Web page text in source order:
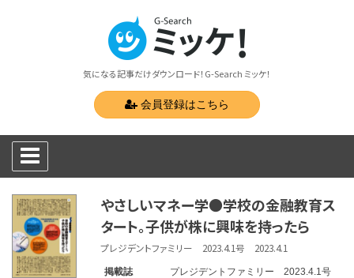
気になる記事だけダウンロード！G-Search ミッケ！
会員登録はこちら
やさしいマネー学●学校の金融教育ス
タート。子供が株に興味を持ったら
プレジデントファミリー 2023.4.1号 2023.4.1
掲載誌
プレジデントファミリー 2023.4.1号